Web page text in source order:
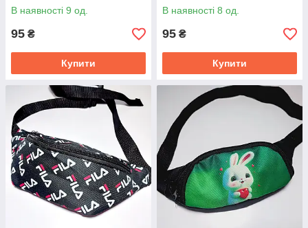
В наявності 9 од.
95 ₴
Купити
В наявності 8 од.
95 ₴
Купити